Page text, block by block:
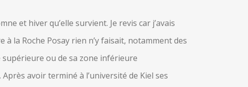
et hiver qu’elle survient. Je revis car j’avais
la Roche Posay rien n’y faisait, notamment des
ou de sa zone inférieure
avoir terminé à l’université de Kiel ses